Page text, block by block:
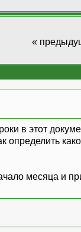
«
в этот
определить
месяца и